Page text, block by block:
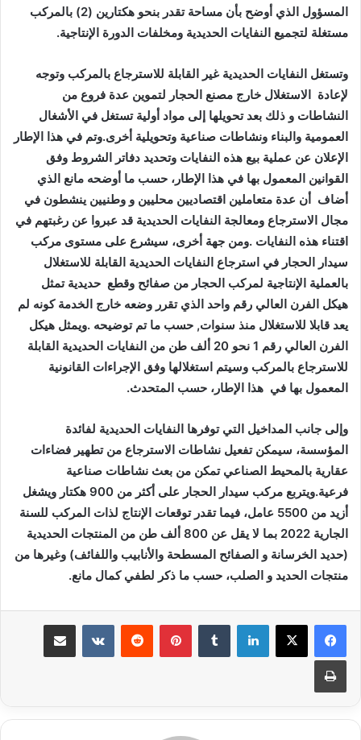
المسؤول الذي أوضح بأن مساحة تقدر بنحو هكتارين (2) بالمركب
مستغلة لتجميع النفايات الحديدية ومخلفات الدورة الإنتاجية.
وتستغل النفايات الحديدية غير القابلة للاسترجاع بالمركب وتوجه
لإعادة الاستغلال خارج مصنع الحجار لتموين عدة فروع من
النشاطات و ذلك بعد تحويلها إلى مواد أولية تستغل في الأشغال
العمومية والبناء ونشاطات صناعية وتحويلية أخرى.وتم في هذا الإطار
الإعلان عن عملية بيع هذه النفايات وتحديد دفاتر الشروط وفق
القوانين المعمول بها في هذا الإطار، حسب ما أوضحه مانع الذي
أضاف أن عدة متعاملين اقتصاديين محليين و وطنيين ينشطون في
مجال الاسترجاع ومعالجة النفايات الحديدية قد عبروا عن رغبتهم في
اقتناء هذه النفايات .ومن جهة أخرى، سيشرع على مستوى مركب
سيدار الحجار في استرجاع النفايات الحديدية القابلة للاستغلال
بالعملية الإنتاجية لمركب الحجار من صفائح وقطع حديدية تمثل
هيكل الفرن العالي رقم واحد الذي تقرر وضعه خارج الخدمة كونه لم
يعد قابلا للاستغلال منذ سنوات, حسب ما تم توضيحه .ويمثل هيكل
الفرن العالي رقم 1 نحو 20 ألف طن من النفايات الحديدية القابلة
للاسترجاع بالمركب وسيتم استغلالها وفق الإجراءات القانونية
المعمول بها في هذا الإطار، حسب المتحدث.
وإلى جانب المداخيل التي توفرها النفايات الحديدية لفائدة
المؤسسة، سيمكن تفعيل نشاطات الاسترجاع من تطهير فضاءات
عقارية بالمحيط الصناعي تمكن من بعث نشاطات صناعية
فرعية.ويتربع مركب سيدار الحجار على أكثر من 900 هكتار ويشغل
أزيد من 5500 عامل، فيما تقدر توقعات الإنتاج لذات المركب للسنة
الجارية 2022 بما لا يقل عن 800 ألف طن من المنتجات الحديدية
(حديد الخرسانة و الصفائح المسطحة والأنابيب واللفائف) وغيرها من
منتجات الحديد و الصلب، حسب ما ذكر لطفي كمال مانع.
لينكدإن بينتيريست
طباعة